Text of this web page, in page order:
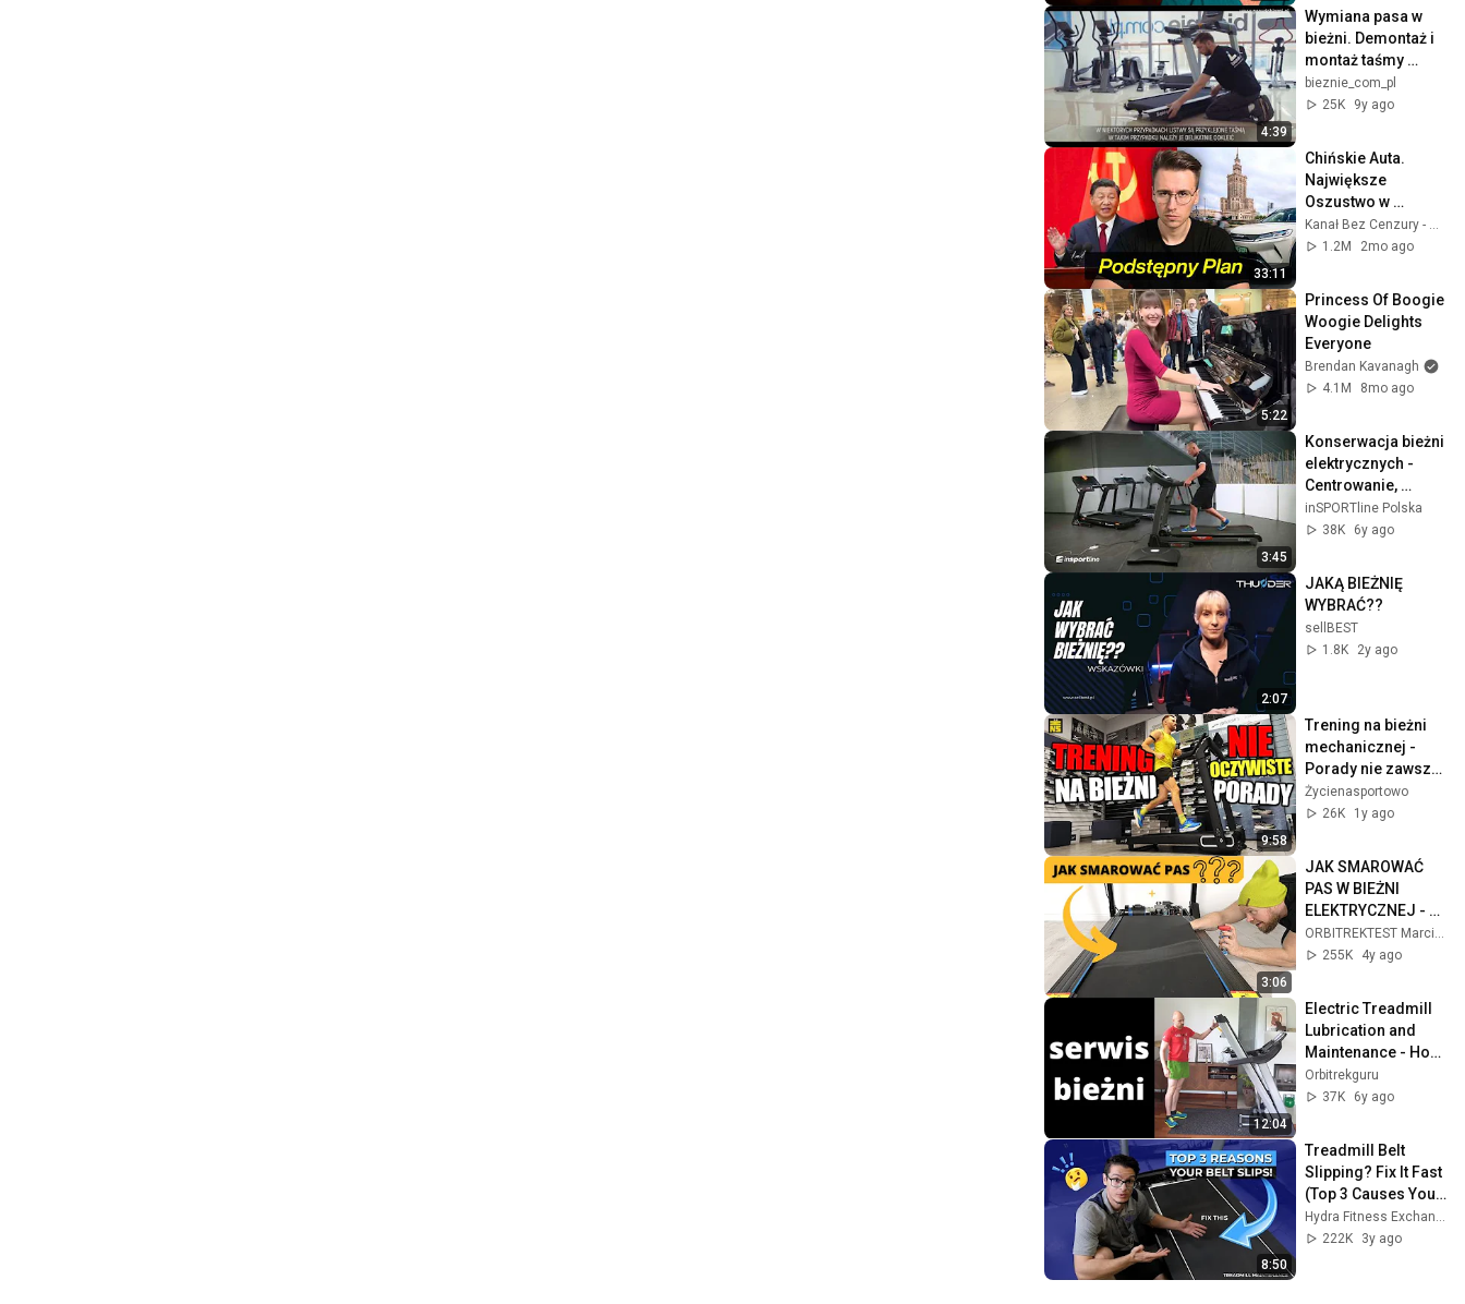
4:39
Wymiana pasa w
bieżni. Demontaż i
montaż taśmy
biegowej
bieznie_com_pl
25K
9y ago
33:11
Chińskie Auta.
Największe
Oszustwo w
Historii?
Kanał Bez Cenzury - Wojciech Dzierwa
1.2M
2mo ago
5:22
Princess Of Boogie
Woogie Delights
Everyone
Brendan Kavanagh
4.1M
8mo ago
3:45
Konserwacja bieżni
elektrycznych -
Centrowanie,
czyszczenie,
smarowanie -
inSPORTline Polska
38K
6y ago
2:07
JAKĄ BIEŻNIĘ
WYBRAĆ??
sellBEST
1.8K
2y ago
9:58
Trening na bieżni
mechanicznej -
Porady nie zawsze
oczywiste
Życienasportowo
26K
1y ago
3:06
JAK SMAROWAĆ
PAS W BIEŻNI
ELEKTRYCZNEJ -
PORADNIK
255K
4y ago
12:04
Electric Treadmill
Lubrication and
Maintenance - How
to Take Care of
Your Treadmill
Orbitrekguru
37K
6y ago
8:50
Treadmill Belt
Slipping? Fix It Fast
(Top 3 Causes You
MUST Check)
222K
3y ago